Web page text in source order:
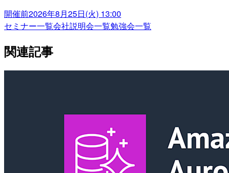
開催前2026年8月25日(火) 13:00
セミナー一覧会社説明会一覧勉強会一覧
関連記事